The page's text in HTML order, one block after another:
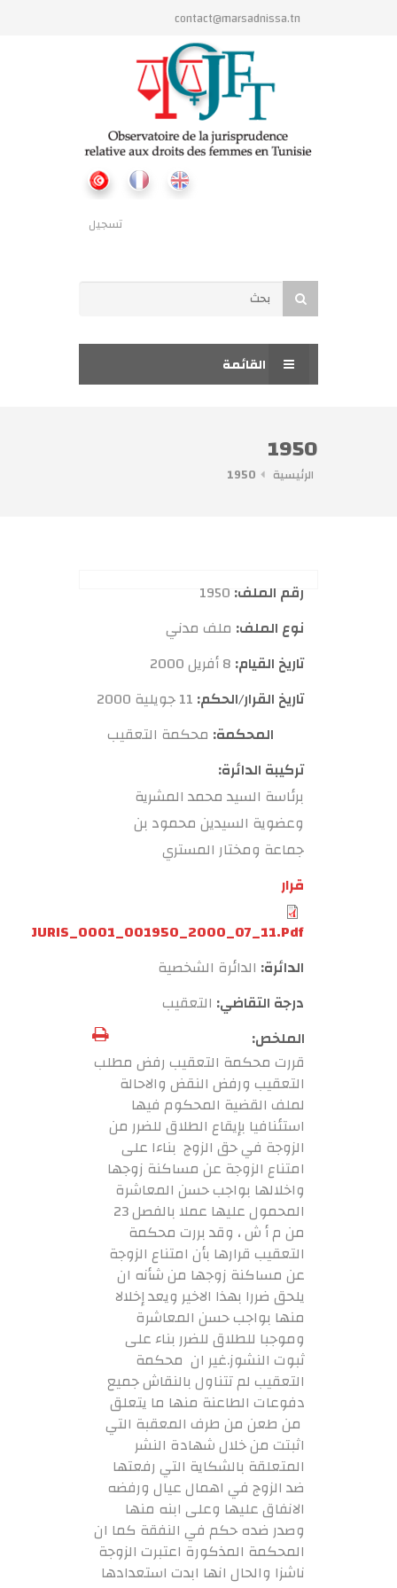
تجاوز إلى المحتوى الرئيسي
contact@marsadnissa.tn
تسجيل
استمارة البحث
بحث
القائمة
1950
الرئيسية 1950
رقم الملف:
نوع الملف: ملف مدني
تاريخ القيام: 8 أفريل 2000
تاريخ القرار/الحكم: 11 جويلية 2000
المحكمة: محكمة التعقيب
تركيبة الدائرة:
برئاسة السيد محمد المشرية
وعضوية السيدين محمود بن
جماعة ومختار المستري
قرار
JURIS_0001_001950_2000_07_11.pdf
الدائرة: الدائرة الشخصية
درجة التقاضي: التعقيب
الملخص:
قررت محكمة التعقيب رفض مطلب
التعقيب ورفض النقض والاحالة
لملف القضية المحكوم فيها
استئنافيا بإيقاع الطلاق للضرر من
الزوجة في حق الزوج بناءا على
امتناع الزوجة عن مساكنة زوجها
واخلالها بواجب حسن المعاشرة
المحمول عليها عملا بالفصل 23
من م أ ش ، وقد بررت محكمة
التعقيب قرارها بأن امتناع الزوجة
عن مساكنة زوجها من شأنه ان
يلحق ضررا بهذا الاخير ويعد إخلالا
منها بواجب حسن المعاشرة
وموجبا للطلاق للضرر بناء على
ثبوت النشوز.غير ان محكمة
التعقيب لم تتناول بالنقاش جميع
دفوعات الطاعنة منها ما يتعلق
من طعن من طرف المعقبة التي
اثبتت من خلال شهادة النشر
المتعلقة بالشكاية التي رفعتها
ضد الزوج في اهمال عيال ورفضه
الانفاق عليها وعلى ابنه منها
وصدر ضده حكم في النفقة كما ان
المحكمة المذكورة اعتبرت الزوجة
ناشزا والحال انها ابدت استعدادها